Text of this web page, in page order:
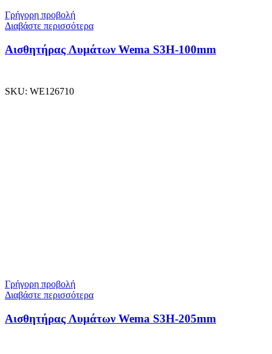
Γρήγορη προβολή
Διαβάστε περισσότερα
Αισθητήρας Λυμάτων Wema S3H-100mm
SKU: WE126710
Γρήγορη προβολή
Διαβάστε περισσότερα
Αισθητήρας Λυμάτων Wema S3H-205mm